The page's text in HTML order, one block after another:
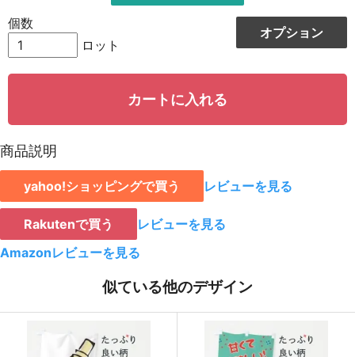
12324
13216
15 942 14130
939
18
19 928 15776
20 923
21 921
919
24 915 21960
オプション
個数
ロット
カートに入れる
商品説明
yahoo!ショッピングで買う レビューを見る
Rakutenで買う
レビューを見る
Amazonレビューを見る
似ている他のデザイン